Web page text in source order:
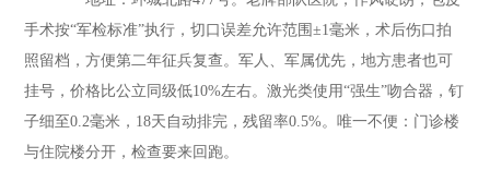
手术按“军检标准”执行，切口误差允许范围±1毫米，术后伤口拍
照留档，方便第二年征兵复查。军人、军属优先，地方患者也可
挂号，价格比公立同级低10%左右。激光类使用“强生”吻合器，钉
子细至0.2毫米，18天自动排完，残留率0.5%。唯一不便：门诊楼
与住院楼分开，检查要来回跑。